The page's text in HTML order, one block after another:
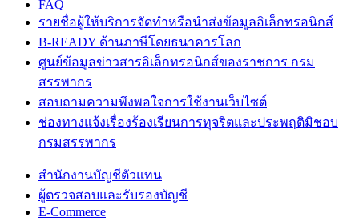
FAQ
รายชื่อผู้ให้บริการจัดทำหรือนำส่งข้อมูลอิเล็กทรอนิกส์
B-READY ด้านภาษีโดยธนาคารโลก
ศูนย์ข้อมูลข่าวสารอิเล็กทรอนิกส์ของราชการ กรม
สรรพากร
สอบถามความพึงพอใจการใช้งานเว็บไซต์
ช่องทางแจ้งเรื่องร้องเรียนการทุจริตและประพฤติมิชอบ
กรมสรรพากร
สำนักงานบัญชีตัวแทน
ผู้ตรวจสอบและรับรองบัญชี
E-Commerce